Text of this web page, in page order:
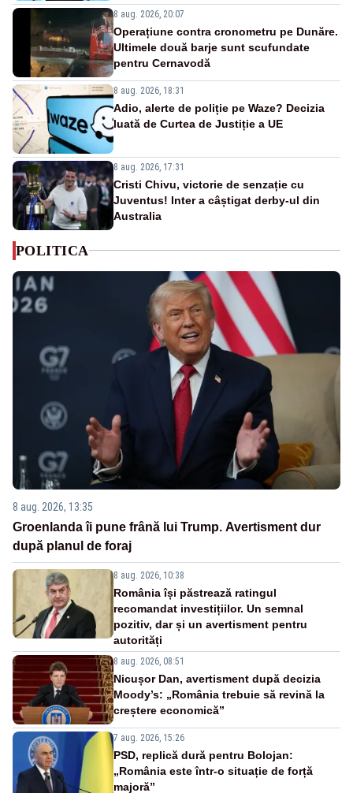
8 aug. 2026, 20:07
Operațiune contra cronometru pe Dunăre.
Ultimele două barje sunt scufundate
pentru Cernavodă
8 aug. 2026, 18:31
Adio, alerte de poliție pe Waze? Decizia
luată de Curtea de Justiție a UE
8 aug. 2026, 17:31
Cristi Chivu, victorie de senzație cu
Juventus! Inter a câștigat derby-ul din
Australia
POLITICA
8 aug. 2026, 13:35
Groenlanda îi pune frână lui Trump. Avertisment dur
după planul de foraj
8 aug. 2026, 10:38
România își păstrează ratingul
recomandat investițiilor. Un semnal
pozitiv, dar și un avertisment pentru
autorități
8 aug. 2026, 08:51
Nicușor Dan, avertisment după decizia
Moody’s: „România trebuie să revină la
creștere economică”
7 aug. 2026, 15:26
PSD, replică dură pentru Bolojan:
„România este într-o situație de forță
majoră”